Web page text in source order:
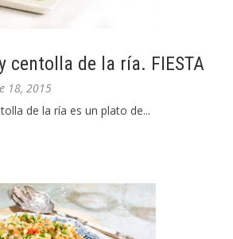
centolla de la ría. FIESTA
18, 2015
de la ría es un plato de...